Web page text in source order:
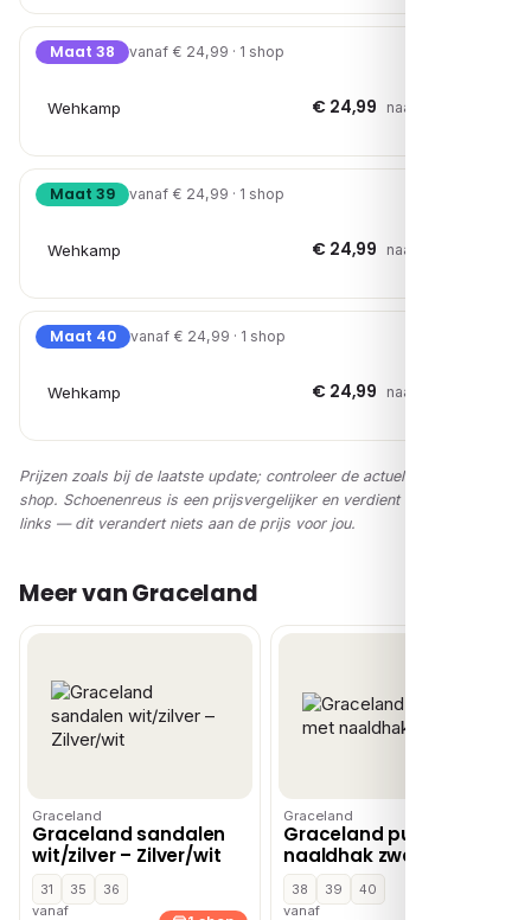
Maat 38 vanaf € 24,99 · 1 shop
Wehkamp € 24,99 naar shop →
Maat 39 vanaf € 24,99 · 1 shop
Wehkamp € 24,99 naar shop →
Maat 40 vanaf € 24,99 · 1 shop
Wehkamp € 24,99 naar shop →
Prijzen zoals bij de laatste update; controleer de actuele prijs in de
shop. Schoenenreus is een prijsvergelijker en verdient via affiliate-
links — dit verandert niets aan de prijs voor jou.
Meer van Graceland
Graceland
Graceland sandalen
wit/zilver – Zilver/wit
31 35
36
vanaf
Graceland
Graceland pumps met
naaldhak zwart
38 39
40
vanaf